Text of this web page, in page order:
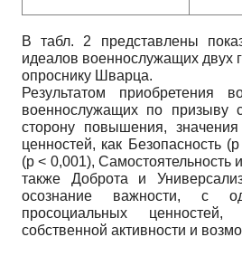
В табл. 2 представлены
идеалов военнослужащих двух
опроснику Шварца.
Результатом приобретения
военнослужащих по призыву
сторону повышения,
ценностей, как Безопасность
(p < 0,001), Самостоятельность
также Доброта и
осознание важности, с
просоциальных
собственной активности и